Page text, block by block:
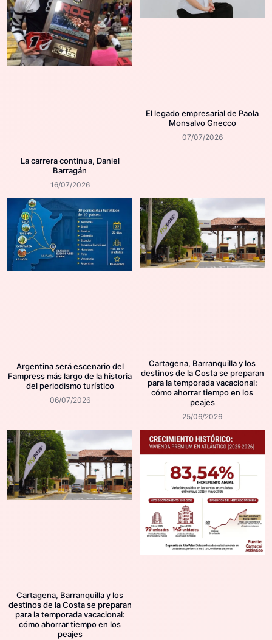
La carrera continua, Daniel
Barragán
16/07/2026
El legado empresarial de Paola
Monsalvo Gnecco
07/07/2026
Argentina será escenario del
Fampress más largo de la historia
del periodismo turístico
06/07/2026
Cartagena, Barranquilla y los
destinos de la Costa se preparan
para la temporada vacacional:
cómo ahorrar tiempo en los
peajes
25/06/2026
Cartagena, Barranquilla y los
destinos de la Costa se preparan
para la temporada vacacional:
cómo ahorrar tiempo en los
peajes